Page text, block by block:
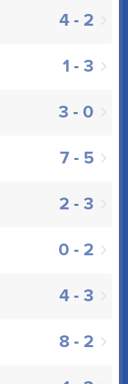
4 - 2
1 - 3
3 - 0
7 - 5
2 - 3
0 - 2
4 - 3
8 - 2